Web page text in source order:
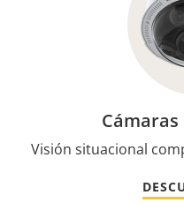
Visión situacional